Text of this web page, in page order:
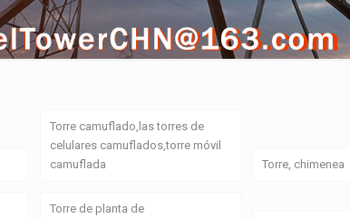
Torre camuflado,las torres de
celulares camuflados,torre móvil
camuflada
Torre, chimenea
Torre de planta de